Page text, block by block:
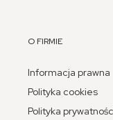
O FIRMIE
Informacja prawna
Polityka cookies
Polityka